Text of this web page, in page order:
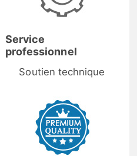
Service
professionnel
Soutien technique